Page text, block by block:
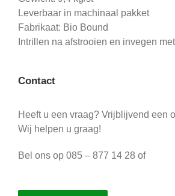
Leverbaar in machinaal pakket
Fabrikaat: Bio Bound
Intrillen na afstrooien en invegen
Contact
Heeft u een vraag? Vrijblijvend een
Wij helpen u graag!
Bel ons op 085 – 877 14 28 of